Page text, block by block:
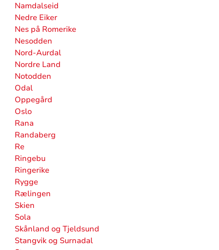
Namdalseid
Nedre Eiker
Nes på Romerike
Nesodden
Nord-Aurdal
Nordre Land
Notodden
Odal
Oppegård
Oslo
Rana
Randaberg
Re
Ringebu
Ringerike
Rygge
Rælingen
Skien
Sola
Skånland og Tjeldsund
Stangvik og Surnadal